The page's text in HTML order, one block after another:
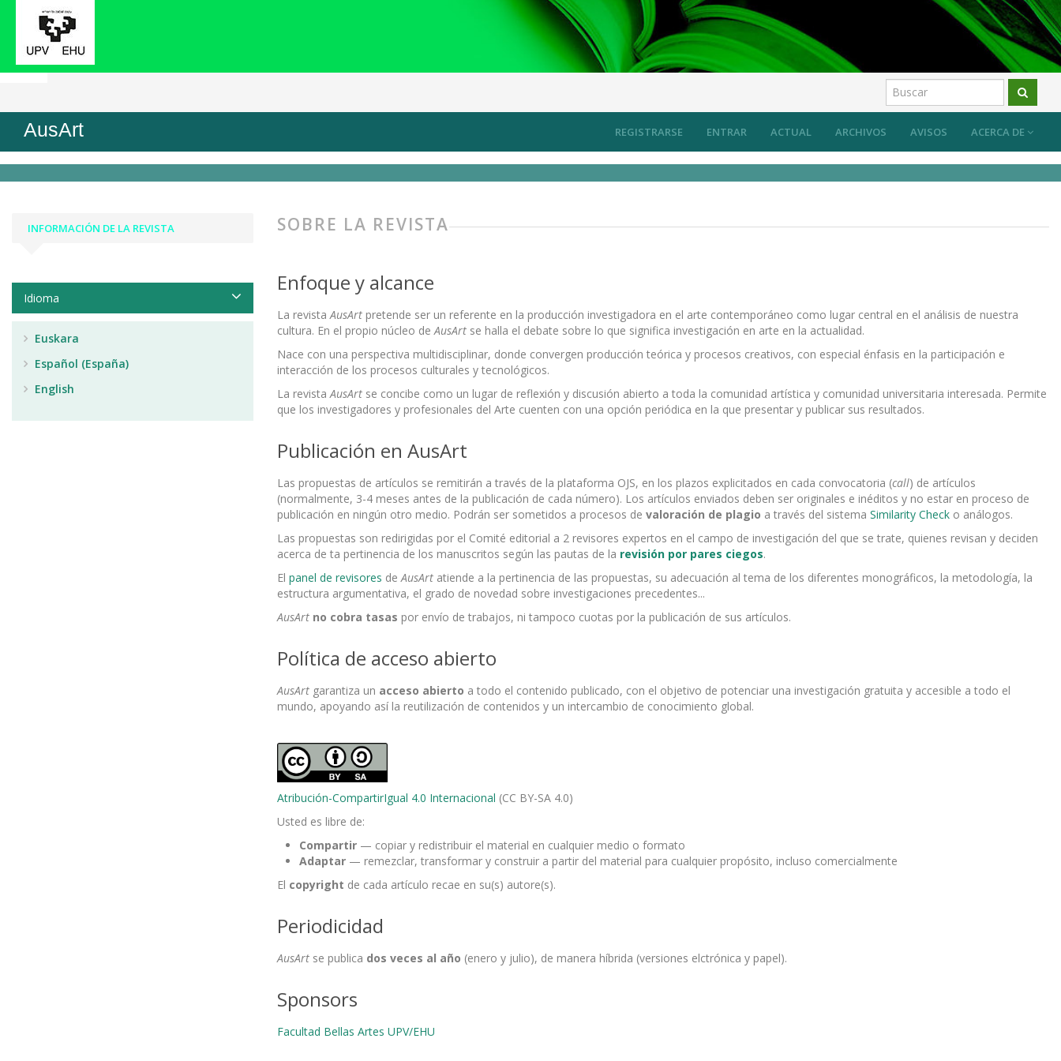
ACTUAL ARCHIVOS AVISOS ACERCA DE
REGISTRARSE ENTRAR
AusArt
Inicio Sobre la revista
SOBRE LA REVISTA
Enfoque y alcance
La revistaAusArt pretende ser un referente en la producción investigadora en el arte contemporáneo como lugar central en el análisis de nuestra
cultura. En el propio núcleo deAusArt se halla el debate sobre lo que significa investigación en arte en la actualidad.
Nace con una perspectiva multidisciplinar, donde convergen producción teórica y procesos creativos, con especial énfasis en la participación e
interacción de los procesos culturales y tecnológicos.
La revistaAusArt se concibe como un lugar de reflexión y discusión abierto a toda la comunidad artística y comunidad universitaria interesada. Permite
que los investigadores y profesionales del Arte cuenten con una opción periódica en la que presentar y publicar sus resultados.
Publicación en AusArt
Las propuestas de artículos se remitirán a través de la plataforma OJS, en los plazos explicitados en cada convocatoria (call) de artículos
(normalmente, 3-4 meses antes de la publicación de cada número). Los artículos enviados deben ser originales e inéditos y no estar en proceso de
publicación en ningún otro medio. Podrán ser sometidos a procesos de valoración de plagio a través del sistema Similarity Check o análogos.
Las propuestas son redirigidas por el Comité editorial a 2 revisores expertos en el campo de investigación del que se trate, quienes revisan y deciden
acerca de ta pertinencia de los manuscritos según las pautas de la revisión por pares ciegos.
El panel de revisores deAusArt atiende a la pertinencia de las propuestas, su adecuación al tema de los diferentes monográficos, la metodología, la
estructura argumentativa, el grado de novedad sobre investigaciones precedentes...
AusArt no cobra tasas por envío de trabajos, ni tampoco cuotas por la publicación de sus artículos.
Política de acceso abierto
AusArt garantiza un acceso abierto a todo el contenido publicado, con el objetivo de potenciar una investigación gratuita y accesible a todo el
mundo, apoyando así la reutilización de contenidos y un intercambio de conocimiento global.
Atribución-CompartirIgual 4.0 Internacional (CC BY-SA 4.0)
Usted es libre de:
Compartir — copiar y redistribuir el material en cualquier medio o formato
Adaptar — remezclar, transformar y construir a partir del material para cualquier propósito, incluso comercialmente
El copyright de cada artículo recae en su(s) autore(s).
Periodicidad
AusArt se publica dos veces al año (enero y julio), de manera híbrida (versiones elctrónica y papel).
Sponsors
Facultad Bellas Artes UPV/EHU
INFORMACIÓN DE LA REVISTA
Idioma
Euskara
Español (España)
English